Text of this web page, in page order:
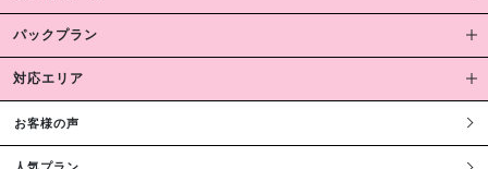
パックプラン
対応エリア
お客様の声